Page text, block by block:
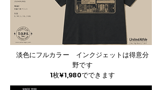
淡色にフルカラー インクジェットは得意分
野です
1枚¥1,980でできます